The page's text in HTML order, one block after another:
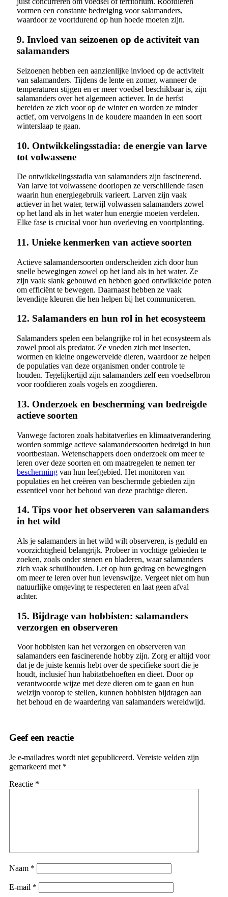
vormen een constante bedreiging voor salamanders,
waardoor ze voortdurend op hun hoede moeten zijn.
9. Invloed van seizoenen op de activiteit van
salamanders
Seizoenen hebben een aanzienlijke invloed op de activiteit
van salamanders. Tijdens de lente en zomer, wanneer de
temperaturen stijgen en er meer voedsel beschikbaar is, zijn
salamanders over het algemeen actiever. In de herfst
bereiden ze zich voor op de winter en worden ze minder
actief, om vervolgens in de koudere maanden in een soort
winterslaap te gaan.
10. Ontwikkelingsstadia: de energie van larve
tot volwassene
De ontwikkelingsstadia van salamanders zijn fascinerend.
Van larve tot volwassene doorlopen ze verschillende fasen
waarin hun energiegebruik varieert. Larven zijn vaak
actiever in het water, terwijl volwassen salamanders zowel
op het land als in het water hun energie moeten verdelen.
Elke fase is cruciaal voor hun overleving en voortplanting.
11. Unieke kenmerken van actieve soorten
Actieve salamandersoorten onderscheiden zich door hun
snelle bewegingen zowel op het land als in het water. Ze
zijn vaak slank gebouwd en hebben goed ontwikkelde poten
om efficiënt te bewegen. Daarnaast hebben ze vaak
levendige kleuren die hen helpen bij het communiceren.
12. Salamanders en hun rol in het ecosysteem
Salamanders spelen een belangrijke rol in het ecosysteem als
zowel prooi als predator. Ze voeden zich met insecten,
wormen en kleine ongewervelde dieren, waardoor ze helpen
de populaties van deze organismen onder controle te
houden. Tegelijkertijd zijn salamanders zelf een voedselbron
voor roofdieren zoals vogels en zoogdieren.
13. Onderzoek en bescherming van bedreigde
actieve soorten
Vanwege factoren zoals habitatverlies en klimaatverandering
worden sommige actieve salamandersoorten bedreigd in hun
voortbestaan. Wetenschappers doen onderzoek om meer te
leren over deze soorten en om maatregelen te nemen ter
bescherming van hun leefgebied. Het monitoren van
populaties en het creëren van beschermde gebieden zijn
essentieel voor het behoud van deze prachtige dieren.
14. Tips voor het observeren van salamanders
in het wild
Als je salamanders in het wild wilt observeren, is geduld en
voorzichtigheid belangrijk. Probeer in vochtige gebieden te
zoeken, zoals onder stenen en bladeren, waar salamanders
zich vaak schuilhouden. Let op hun gedrag en bewegingen
om meer te leren over hun levenswijze. Vergeet niet om hun
natuurlijke omgeving te respecteren en laat geen afval
achter.
15. Bijdrage van hobbisten: salamanders
verzorgen en observeren
Voor hobbisten kan het verzorgen en observeren van
salamanders een fascinerende hobby zijn. Zorg er altijd voor
dat je de juiste kennis hebt over de specifieke soort die je
houdt, inclusief hun habitatbehoeften en dieet. Door op
verantwoorde wijze met deze dieren om te gaan en hun
welzijn voorop te stellen, kunnen hobbisten bijdragen aan
het behoud en de waardering van salamanders wereldwijd.
Geef een reactie
Je e-mailadres wordt niet gepubliceerd. Vereiste velden zijn
gemarkeerd met *
Reactie *
Naam *
E-mail *